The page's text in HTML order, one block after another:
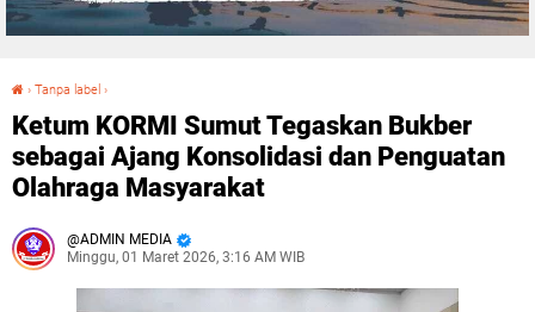
› Tanpa label ›
Ketum KORMI Sumut Tegaskan Bukber
sebagai Ajang Konsolidasi dan Penguatan
Olahraga Masyarakat
ADMIN MEDIA
Minggu, 01 Maret 2026, 3:16 AM WIB